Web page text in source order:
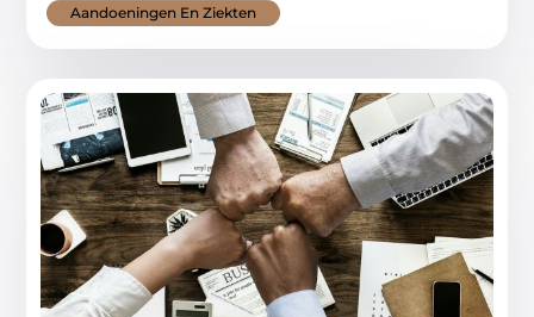
Aandoeningen En Ziekten